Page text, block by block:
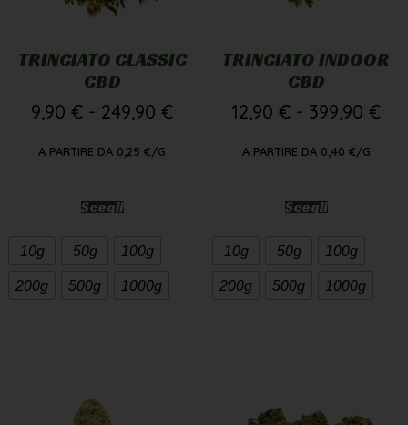
TRINCIATO CLASSIC
CBD
9,90 € - 249,90 €
A PARTIRE DA 0,25 €/G
Scegli
10g 50g 100g
200g 500g 1000g
TRINCIATO INDOOR
CBD
12,90 € - 399,90 €
A PARTIRE DA 0,40 €/G
Scegli
10g 50g 100g
200g 500g 1000g